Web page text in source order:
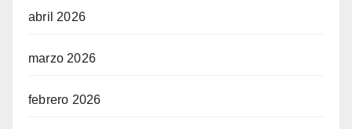
abril 2026
marzo 2026
febrero 2026